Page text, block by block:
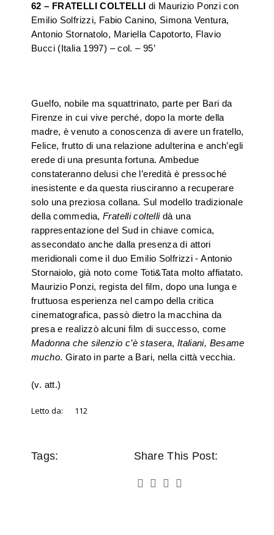
62 – FRATELLI COLTELLI di Maurizio Ponzi con
Emilio Solfrizzi, Fabio Canino, Simona Ventura,
Antonio Stornatolo, Mariella Capotorto, Flavio
Bucci (Italia 1997) – col. – 95’
Guelfo, nobile ma squattrinato, parte per Bari da
Firenze in cui vive perché, dopo la morte della
madre, è venuto a conoscenza di avere un fratello,
Felice, frutto di una relazione adulterina e anch’egli
erede di una presunta fortuna. Ambedue
constateranno delusi che l’eredità è pressoché
inesistente e da questa riusciranno a recuperare
solo una preziosa collana. Sul modello tradizionale
della commedia, Fratelli coltelli dà una
rappresentazione del Sud in chiave comica,
assecondato anche dalla presenza di attori
meridionali come il duo Emilio Solfrizzi - Antonio
Stornaiolo, già noto come Toti&Tata molto affiatato.
Maurizio Ponzi, regista del film, dopo una lunga e
fruttuosa esperienza nel campo della critica
cinematografica, passò dietro la macchina da
presa e realizzò alcuni film di successo, come
Madonna che silenzio c’è stasera, Italiani, Besame
mucho. Girato in parte a Bari, nella città vecchia.
(v. att.)
Letto da: 112
Tags: Share This Post: